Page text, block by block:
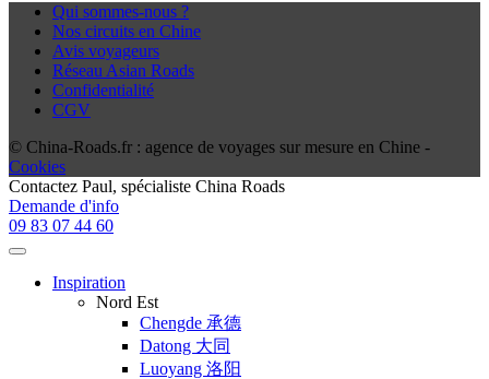
Qui sommes-nous ?
Nos circuits en Chine
Avis voyageurs
Réseau Asian Roads
Confidentialité
CGV
© China-Roads.fr : agence de voyages sur mesure en Chine -
Cookies
Contactez Paul, spécialiste China Roads
Demande d'info
09 83 07 44 60
Inspiration
Nord Est
Chengde 承德
Datong 大同
Luoyang 洛阳